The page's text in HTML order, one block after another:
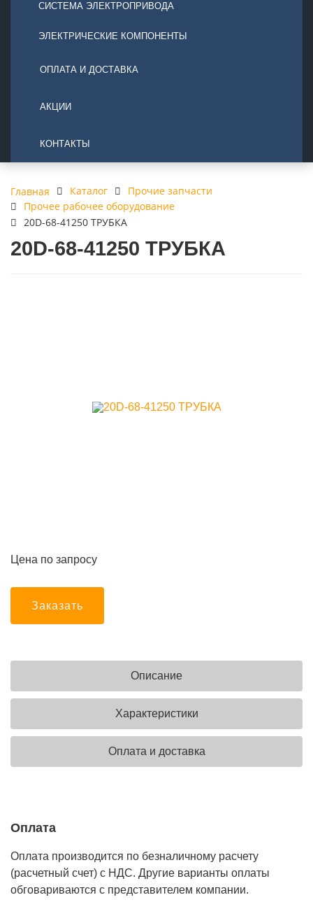
СИСТЕМА ЭЛЕКТРОПРИВОДА
ЭЛЕКТРИЧЕСКИЕ КОМПОНЕНТЫ
ОПЛАТА И ДОСТАВКА
АКЦИИ
КОНТАКТЫ
Главная Каталог
Прочие запчасти
Прочее рабочее оборудование
20D-68-41250 ТРУБКА
20D-68-41250 ТРУБКА
Цена по запросу
Заказать
Описание
Характеристики
Оплата и доставка
Оплата
Оплата производится по безналичному расчету
(расчетный счет) с НДС. Другие варианты оплаты
обговариваются с представителем компании.